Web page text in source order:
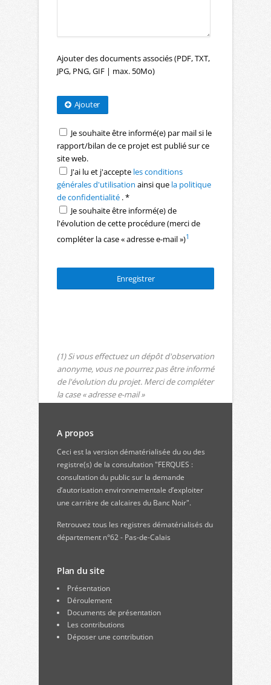
Ajouter des documents associés (PDF, TXT,
JPG, PNG, GIF | max. 50Mo)
Ajouter
Je souhaite être informé(e) par mail si le
rapport/bilan de ce projet est publié sur ce
site web.
J'ai lu et j'accepte les conditions
générales d'utilisation ainsi que la politique
de confidentialité . *
Je souhaite être informé(e) de
l'évolution de cette procédure (merci de
compléter la case « adresse e-mail »)1
(1) Si vous effectuez un dépôt d'observation
anonyme, vous ne pourrez pas être informé
de l'évolution du projet. Merci de compléter
la case « adresse e-mail »
A propos
Ceci est la version dématérialisée du ou des
registre(s) de la consultation "FERQUES :
consultation du public sur la demande
d’autorisation environnementale d’exploiter
une carrière de calcaires du Banc Noir".
Retrouvez tous les registres dématérialisés du
département n°62 - Pas-de-Calais
Plan du site
Présentation
Déroulement
Documents de présentation
Les contributions
Déposer une contribution